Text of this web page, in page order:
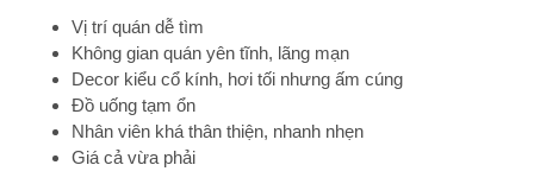
Vị trí quán dễ tìm
Không gian quán yên tĩnh, lãng mạn
Decor kiểu cổ kính, hơi tối nhưng ấm cúng
Đồ uống tạm ổn
Nhân viên khá thân thiện, nhanh nhẹn
Giá cả vừa phải